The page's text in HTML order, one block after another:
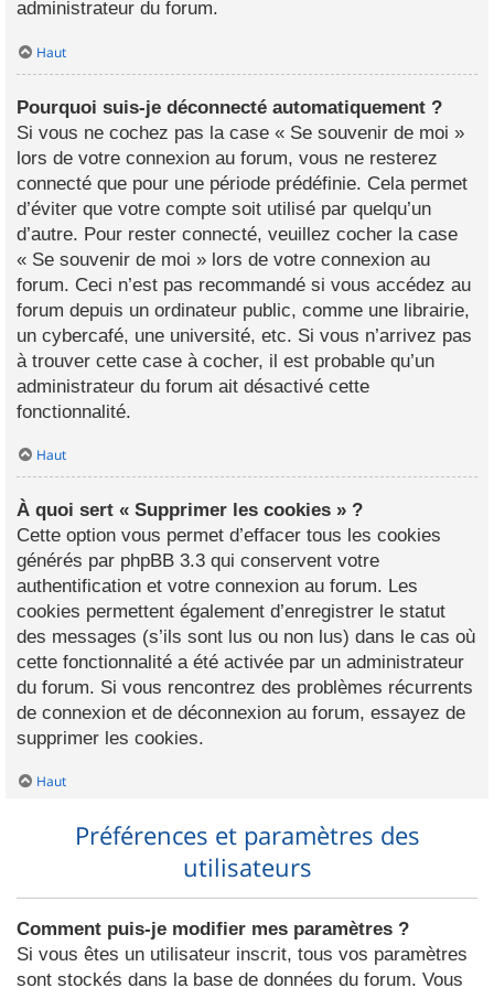
administrateur du forum.
Haut
Pourquoi suis-je déconnecté automatiquement ?
Si vous ne cochez pas la case « Se souvenir de moi »
lors de votre connexion au forum, vous ne resterez
connecté que pour une période prédéfinie. Cela permet
d’éviter que votre compte soit utilisé par quelqu’un
d’autre. Pour rester connecté, veuillez cocher la case
« Se souvenir de moi » lors de votre connexion au
forum. Ceci n’est pas recommandé si vous accédez au
forum depuis un ordinateur public, comme une librairie,
un cybercafé, une université, etc. Si vous n’arrivez pas
à trouver cette case à cocher, il est probable qu’un
administrateur du forum ait désactivé cette
fonctionnalité.
Haut
À quoi sert « Supprimer les cookies » ?
Cette option vous permet d’effacer tous les cookies
générés par phpBB 3.3 qui conservent votre
authentification et votre connexion au forum. Les
cookies permettent également d’enregistrer le statut
des messages (s’ils sont lus ou non lus) dans le cas où
cette fonctionnalité a été activée par un administrateur
du forum. Si vous rencontrez des problèmes récurrents
de connexion et de déconnexion au forum, essayez de
supprimer les cookies.
Haut
Préférences et paramètres des
utilisateurs
Comment puis-je modifier mes paramètres ?
Si vous êtes un utilisateur inscrit, tous vos paramètres
sont stockés dans la base de données du forum. Vous